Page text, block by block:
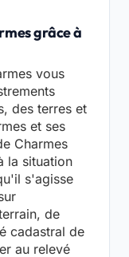
grâce à
vous
des terres et
et ses
Charmes
la situation
s'agisse
de
cadastral de
au relevé